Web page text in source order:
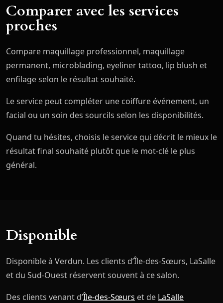
Comparer avec les services
proches
Compare maquillage professionnel, maquillage
permanent, microblading, eyeliner tattoo, lip blush et
enfilage selon le résultat souhaité.
Le service peut compléter une coiffure événement, un
facial ou un soin des sourcils selon les disponibilités.
Quand tu hésites, choisis le service qui décrit le mieux le
résultat final souhaité plutôt que le mot-clé le plus
général.
Disponible
Disponible à Verdun. Les clients d’Île-des-Sœurs, LaSalle
et du Sud-Ouest réservent souvent à ce salon.
Des clients venant d’Île-des-Sœurs et de LaSalle